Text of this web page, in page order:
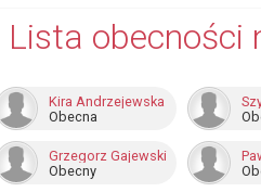
Lista obecności
Kira Andrzejewska
Obecna
Grzegorz Gajewski
Obecny